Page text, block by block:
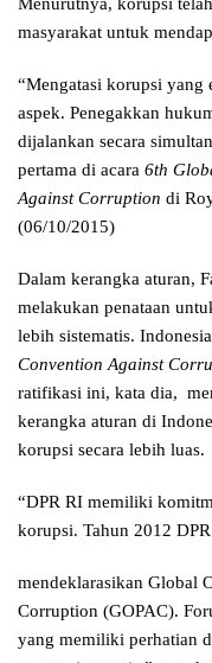
masyarakat untuk
“Mengatasi korupsi yang
aspek. Penegakkan
dijalankan secara
pertama di acara 6th
Against Corruption di
(06/10/2015)
Dalam kerangka aturan,
melakukan penataan
lebih sistematis.
Convention Against
ratifikasi ini, kata dia,
kerangka aturan di
korupsi secara lebih luas.
“DPR RI memiliki
korupsi. Tahun 2012
mendeklarasikan Global
Corruption (GOPAC).
yang memiliki perhatian